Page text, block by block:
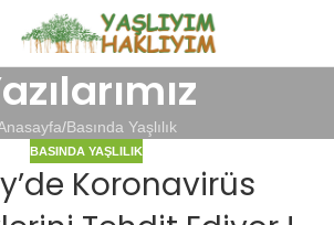
Basında Yaşlılık
BASINDA YAŞLILIK
Koronavirüs